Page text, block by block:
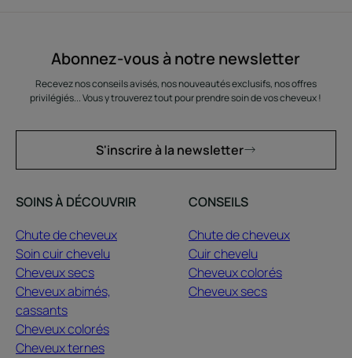
Abonnez-vous à notre newsletter
Recevez nos conseils avisés, nos nouveautés exclusifs, nos offres
privilégiés... Vous y trouverez tout pour prendre soin de vos cheveux !
S'inscrire à la newsletter
SOINS À DÉCOUVRIR
Chute de cheveux
Soin cuir chevelu
Cheveux secs
Cheveux abimés,
cassants
Cheveux colorés
Cheveux ternes
CONSEILS
Chute de cheveux
Cuir chevelu
Cheveux colorés
Cheveux secs